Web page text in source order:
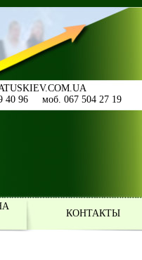
40 96 моб. 067 504 27 19
КОНТАКТЫ